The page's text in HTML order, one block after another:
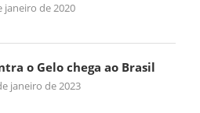
janeiro de 2020
o Gelo chega ao Brasil
janeiro de 2023